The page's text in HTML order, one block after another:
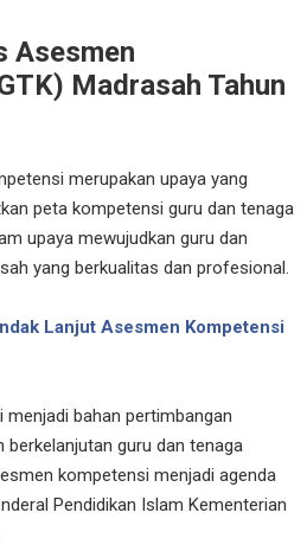
Asesmen
Madrasah Tahun
merupakan upaya yang
peta kompetensi guru dan tenaga
upaya mewujudkan guru dan
yang berkualitas dan profesional.
Lanjut Asesmen Kompetensi
bahan pertimbangan
guru dan tenaga
kompetensi menjadi agenda
Pendidikan Islam Kementerian